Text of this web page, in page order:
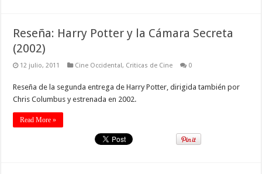
Reseña: Harry Potter y la Cámara Secreta
(2002)
12 julio, 2011 Cine Occidental, Criticas de Cine 0
Reseña de la segunda entrega de Harry Potter, dirigida también por
Chris Columbus y estrenada en 2002.
Read More »